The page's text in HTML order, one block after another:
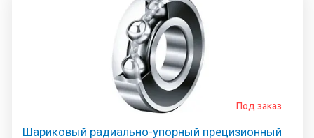
Шариковый радиально-упорный прецизионный
Под заказ